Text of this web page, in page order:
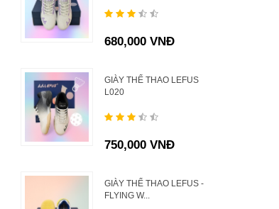
680,000 VNĐ
GIÀY THỂ THAO LEFUS
L020
750,000 VNĐ
GIÀY THỂ THAO LEFUS -
FLYING W...